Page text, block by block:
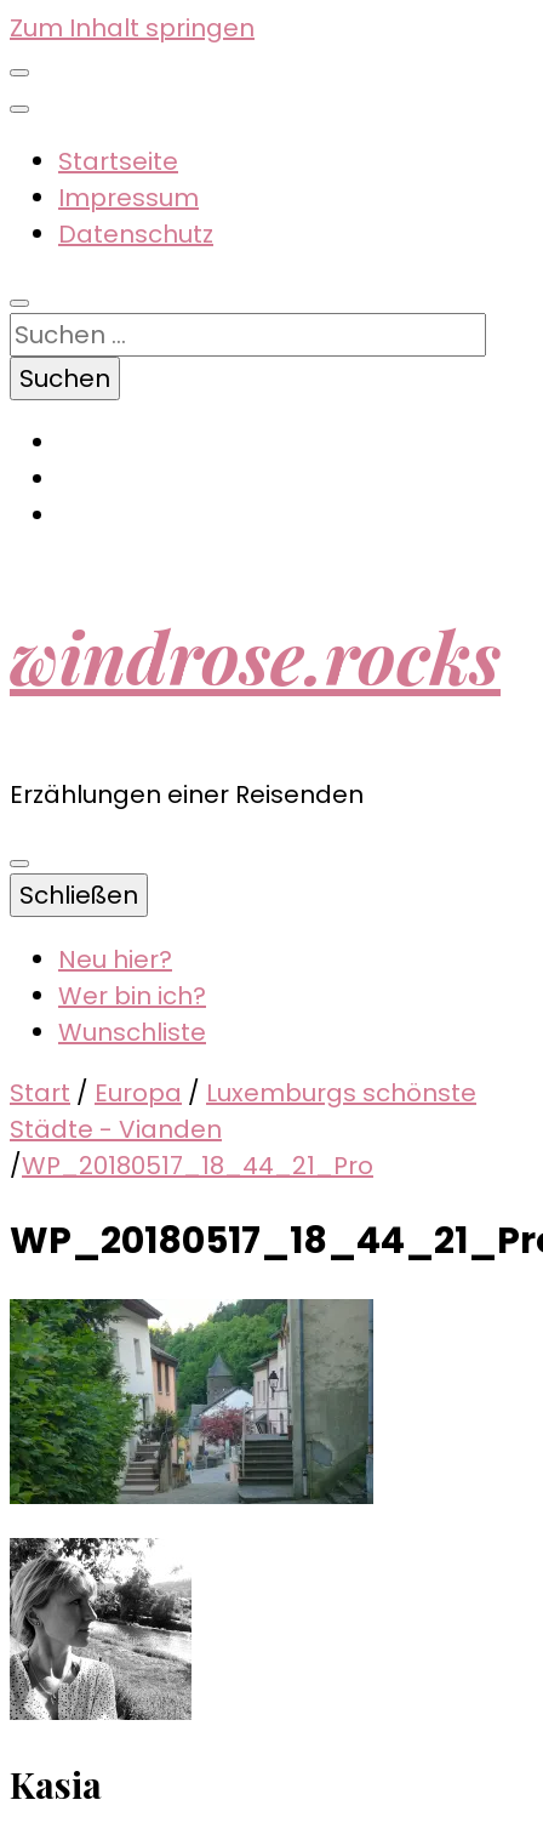
Zum Inhalt springen
Startseite
Impressum
Datenschutz
Suchen
nach:
windrose.rocks
Erzählungen einer Reisenden
Schließen
Neu hier?
Wer bin ich?
Wunschliste
Start / Europa / Luxemburgs schönste
Städte - Vianden
/WP_20180517_18_44_21_Pro
Kasia